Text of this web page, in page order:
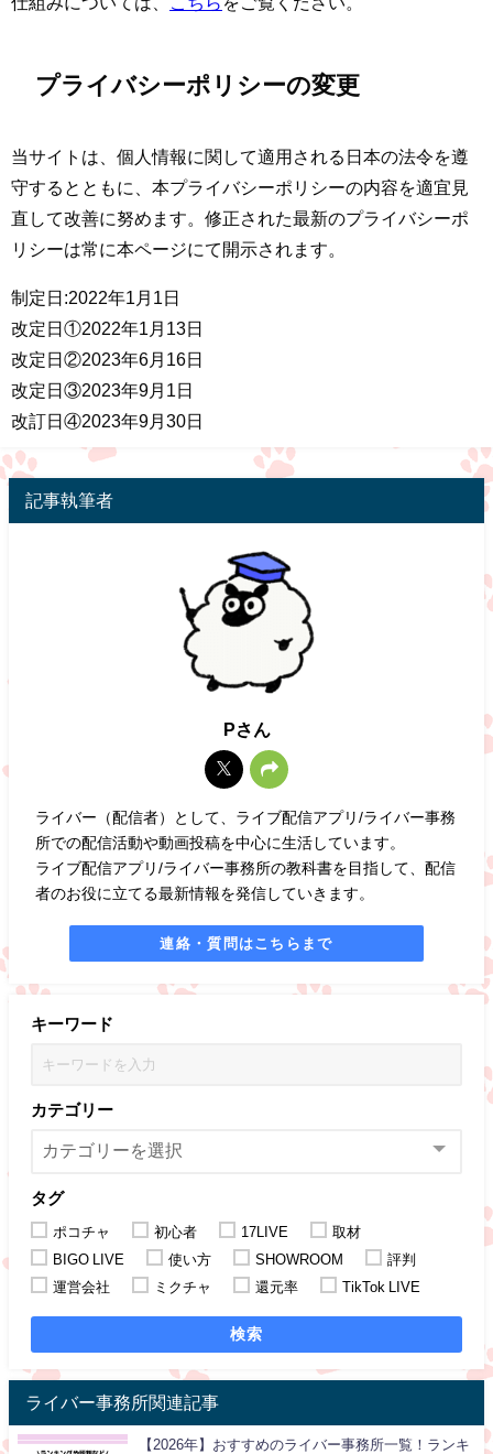
プライバシーポリシーの変更
当サイトは、個人情報に関して適用される日本の法令を遵
守するとともに、本プライバシーポリシーの内容を適宜見
直して改善に努めます。修正された最新のプライバシーポ
リシーは常に本ページにて開示されます。
制定日:2022年1月1日
改定日①2022年1月13日
改定日②2023年6月16日
改定日③2023年9月1日
改訂日④2023年9月30日
記事執筆者
Pさん
ライバー（配信者）として、ライブ配信アプリ/ライバー事務
所での配信活動や動画投稿を中心に生活しています。
ライブ配信アプリ/ライバー事務所の教科書を目指して、配信
者のお役に立てる最新情報を発信していきます。
連絡・質問はこちらまで
キーワード
カテゴリー
タグ
ポコチャ 初心者 17LIVE
取材
BIGO LIVE
使い方 SHOWROOM
評判
運営会社
ミクチャ 還元率 TikTok LIVE
検索
ライバー事務所関連記事
【2026年】おすすめのライバー事務所一覧！ランキ